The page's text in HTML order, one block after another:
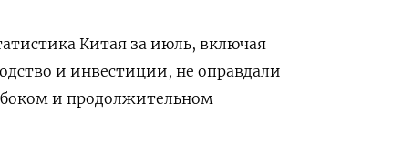
Китая за июль, включая
и инвестиции, не оправдали
и продолжительном